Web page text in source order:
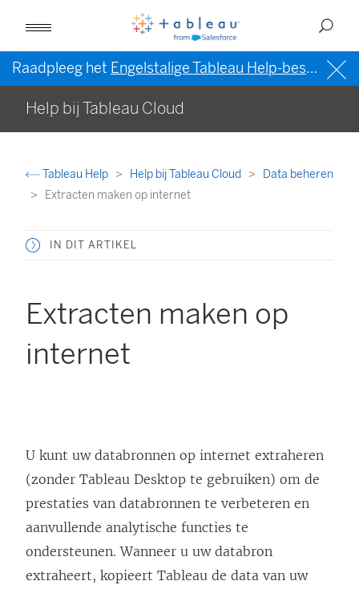
Raadpleeg het Engelstalige Tableau Help-bestand (VS)
Help bij Tableau Cloud
Tableau Help Help bij Tableau Cloud
Data beheren
Extracten maken op internet
IN DIT ARTIKEL
Extracten maken op
internet
U kunt uw databronnen op internet extraheren
(zonder Tableau Desktop te gebruiken) om de
prestaties van databronnen te verbeteren en
aanvullende analytische functies te
ondersteunen. Wanneer u uw databron
extraheert, kopieert Tableau de data van uw